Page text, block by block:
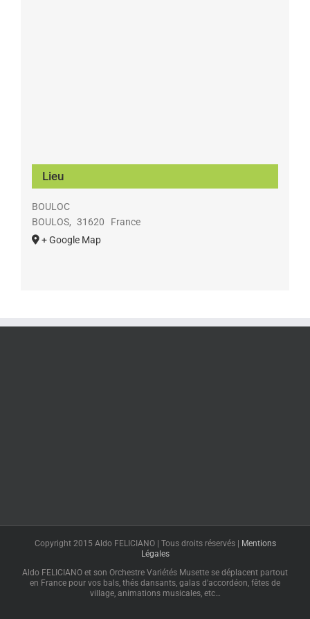
Lieu
BOULOC
BOULOS, 31620
France
+ Google Map
Copyright 2015 Aldo FELICIANO | Tous droits réservés |
Mentions
Légales
Aldo FELICIANO et son Orchestre Variétés Musette se déplacent partout
en France pour vos bals, thés dansants, galas d'accordéon, fêtes de
village, animations musicales, etc…